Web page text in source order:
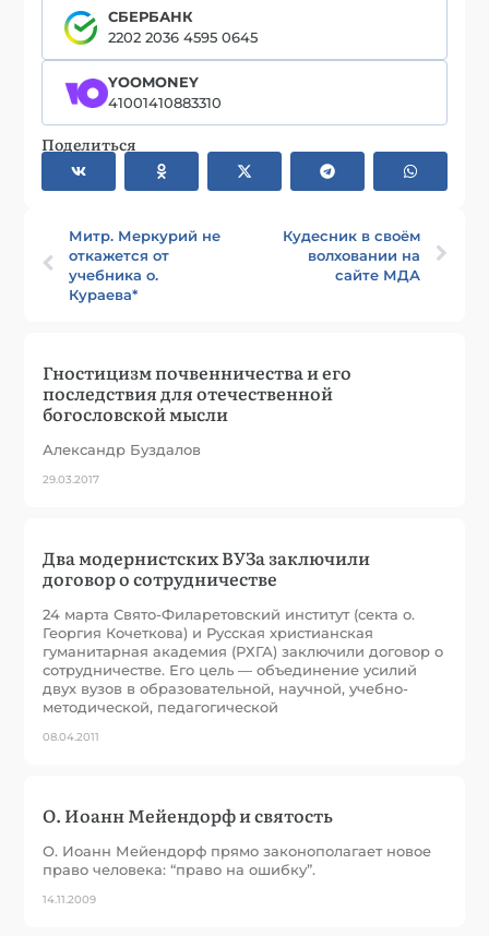
СБЕРБАНК
2202 2036 4595 0645
YOOMONEY
41001410883310
Поделиться
Митр. Меркурий не
откажется от
учебника о.
Кураева*
Кудесник в своём
волховании на
сайте МДА
Гностицизм почвенничества и его
последствия для отечественной
богословской мысли
Александр Буздалов
29.03.2017
Два модернистских ВУЗа заключили
договор о сотрудничестве
24 марта Свято-Филаретовский институт (секта о.
Георгия Кочеткова) и Русская христианская
гуманитарная академия (РХГА) заключили договор о
сотрудничестве. Его цель — объединение усилий
двух вузов в образовательной, научной, учебно-
методической, педагогической
08.04.2011
О. Иоанн Мейендорф и святость
О. Иоанн Мейендорф прямо законополагает новое
право человека: “право на ошибку”.
14.11.2009